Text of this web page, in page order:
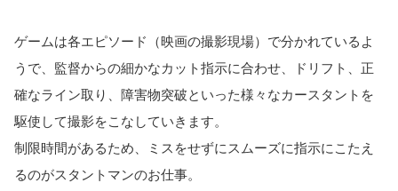
ゲームは各エピソード（映画の撮影現場）で分かれているよ
うで、監督からの細かなカット指示に合わせ、ドリフト、正
確なライン取り、障害物突破といった様々なカースタントを
駆使して撮影をこなしていきます。
制限時間があるため、ミスをせずにスムーズに指示にこたえ
るのがスタントマンのお仕事。